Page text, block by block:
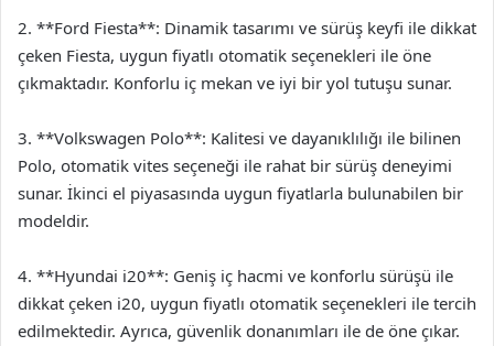
2. **Ford Fiesta**: Dinamik tasarımı ve sürüş keyfi ile dikkat
çeken Fiesta, uygun fiyatlı otomatik seçenekleri ile öne
çıkmaktadır. Konforlu iç mekan ve iyi bir yol tutuşu sunar.
3. **Volkswagen Polo**: Kalitesi ve dayanıklılığı ile bilinen
Polo, otomatik vites seçeneği ile rahat bir sürüş deneyimi
sunar. İkinci el piyasasında uygun fiyatlarla bulunabilen bir
modeldir.
4. **Hyundai i20**: Geniş iç hacmi ve konforlu sürüşü ile
dikkat çeken i20, uygun fiyatlı otomatik seçenekleri ile tercih
edilmektedir. Ayrıca, güvenlik donanımları ile de öne çıkar.